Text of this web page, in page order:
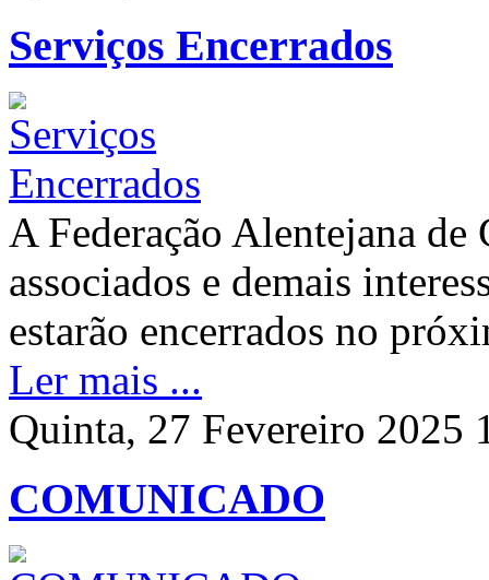
Serviços Encerrados
A Federação Alentejana de
associados e demais
estarão encerrados no
Ler mais ...
Quinta, 27 Fevereiro 2025
COMUNICADO